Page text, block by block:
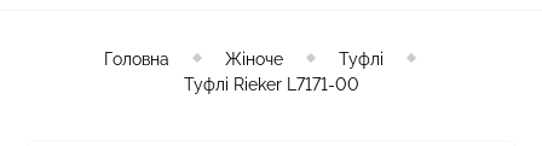
Головна Жіноче
Туфлі
Туфлі Rieker L7171-00